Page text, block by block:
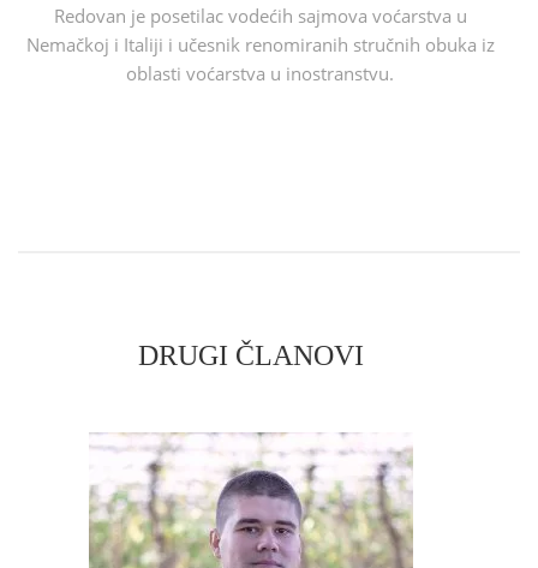
Redovan je posetilac vodećih sajmova voćarstva u
Nemačkoj i Italiji i učesnik renomiranih stručnih obuka iz
oblasti voćarstva u inostranstvu.
DRUGI ČLANOVI